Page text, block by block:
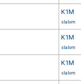
K1M
slalom
K1M
slalom
K1M
slalom